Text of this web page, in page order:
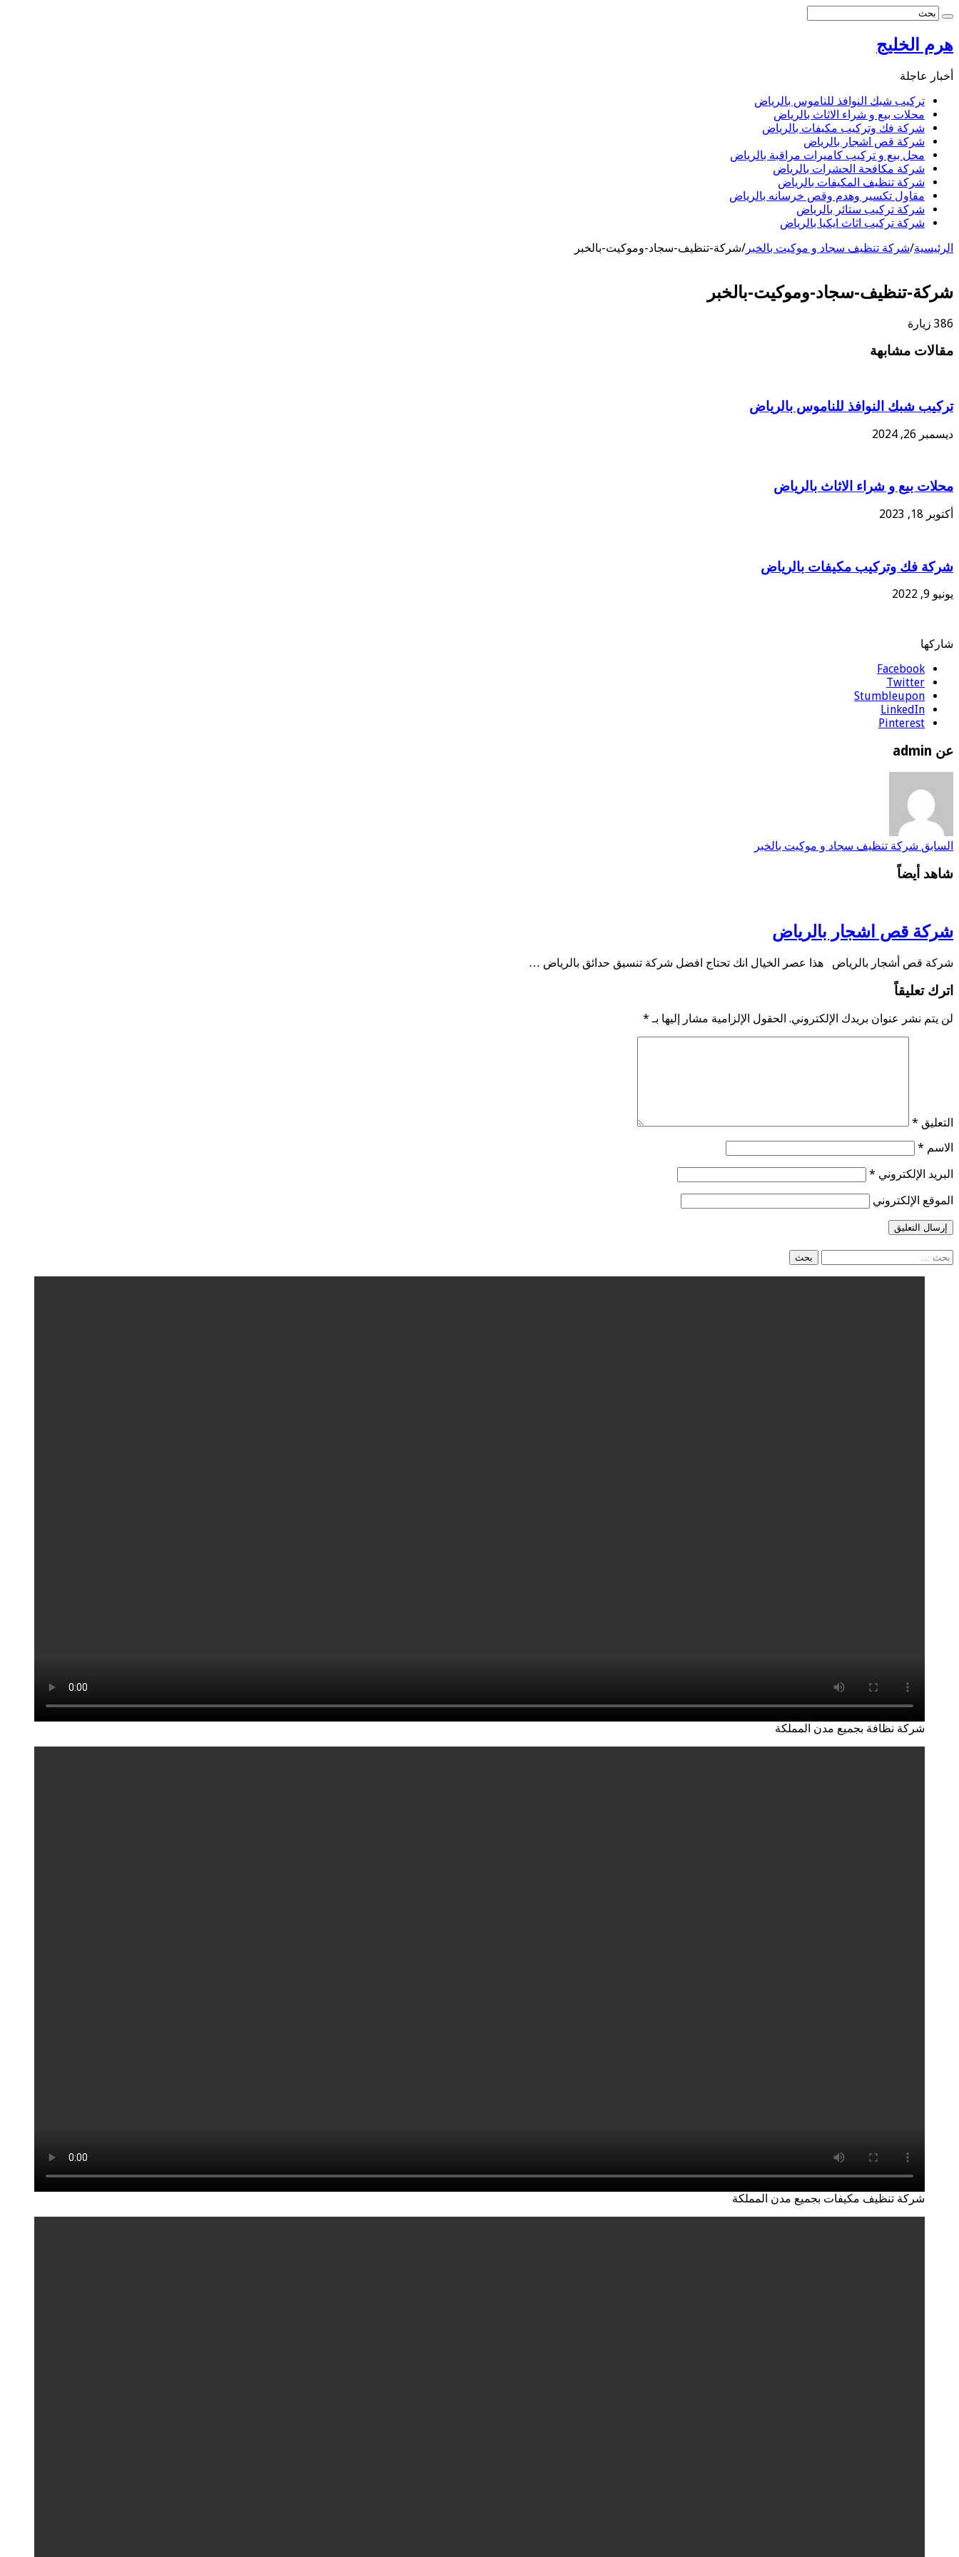
هرم الخليج
أخبار عاجلة
تركيب شبك النوافذ للناموس بالرياض
محلات بيع و شراء الاثاث بالرياض
شركة فك وتركيب مكيفات بالرياض
شركة قص اشجار بالرياض
محل بيع و تركيب كاميرات مراقبة بالرياض
شركة مكافحة الحشرات بالرياض
شركة تنظيف المكيفات بالرياض
مقاول تكسير وهدم وقص خرسانه بالرياض
شركة تركيب ستائر بالرياض
شركة تركيب اثاث ايكيا بالرياض
الرئيسية/شركة تنظيف سجاد و موكيت بالخبر /شركة-تنظيف-سجاد-وموكيت-بالخبر
شركة-تنظيف-سجاد-وموكيت-بالخبر
386 زيارة
مقالات مشابهة
تركيب شبك النوافذ للناموس بالرياض
ديسمبر 26, 2024
محلات بيع و شراء الاثاث بالرياض
أكتوبر 18, 2023
شركة فك وتركيب مكيفات بالرياض
يونيو 9, 2022
شاركها
Facebook
Twitter
Stumbleupon
LinkedIn
Pinterest
عن admin
السابق شركة تنظيف سجاد و موكيت بالخبر
شاهد أيضاً
شركة قص اشجار بالرياض
شركة قص أشجار بالرياض هذا عصر الخيال انك تحتاج افضل شركة تنسيق حدائق بالرياض …
اترك تعليقاً
لن يتم نشر عنوان بريدك الإلكتروني. الحقول الإلزامية مشار إليها بـ *
التعليق *
الاسم *
البريد الإلكتروني *
الموقع الإلكتروني
البحث
عن:
شركة نظافة بجميع مدن المملكة
شركة تنظيف مكيفات بجميع مدن المملكة